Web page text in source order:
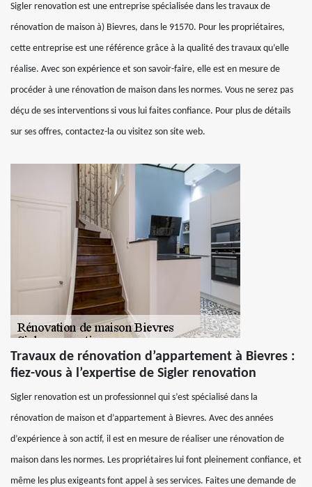
Sigler renovation est une entreprise spécialisée dans les travaux de
rénovation de maison à) Bievres, dans le 91570. Pour les propriétaires,
cette entreprise est une référence grâce à la qualité des travaux qu’elle
réalise. Avec son expérience et son savoir-faire, elle est en mesure de
procéder à une rénovation de maison dans les normes. Vous ne serez pas
déçu de ses interventions si vous lui faites confiance. Pour plus de détails
sur ses offres, contactez-la ou visitez son site web.
Travaux de rénovation d’appartement à Bievres :
fiez-vous à l’expertise de Sigler renovation
Sigler renovation est un professionnel qui s’est spécialisé dans la
rénovation de maison et d’appartement à Bievres. Avec des années
d’expérience à son actif, il est en mesure de réaliser une rénovation de
maison dans les normes. Les propriétaires lui font pleinement confiance, et
même les plus exigeants font appel à ses services. Faites une demande de